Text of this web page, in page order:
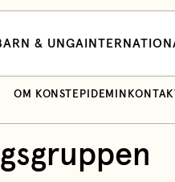
& UNGA
OM KONSTEPIDEMIN